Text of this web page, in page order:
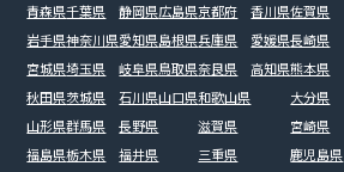
青森県
岩手県
宮城県
秋田県
山形県
福島県
千葉県
神奈川県
埼玉県
茨城県
群馬県
栃木県
静岡県
愛知県
岐阜県
石川県
長野県
福井県
広島県
島根県
鳥取県
山口県
京都府
兵庫県
奈良県
和歌山県
滋賀県
三重県
香川県
愛媛県
高知県
佐賀県
長崎県
熊本県
大分県
宮崎県
鹿児島県